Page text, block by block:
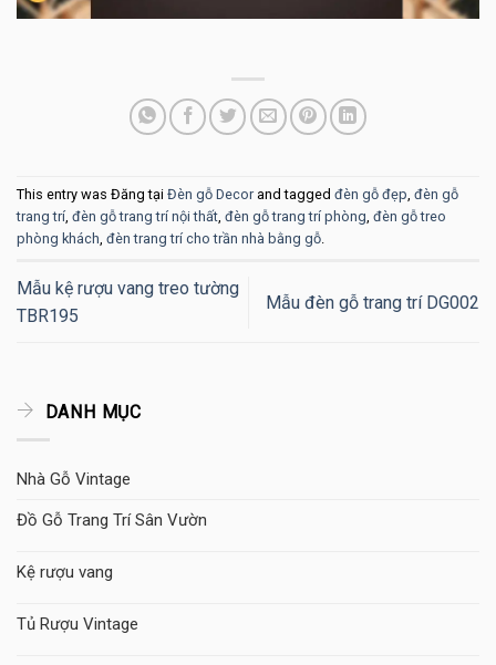
This entry was Đăng tại Đèn gỗ Decor and tagged đèn gỗ đẹp, đèn gỗ
trang trí, đèn gỗ trang trí nội thất, đèn gỗ trang trí phòng, đèn gỗ treo
phòng khách, đèn trang trí cho trần nhà bằng gỗ.
Mẫu kệ rượu vang treo tường
TBR195
Mẫu đèn gỗ trang trí DG002
DANH MỤC
Nhà Gỗ Vintage
Đồ Gỗ Trang Trí Sân Vườn
Kệ rượu vang
Tủ Rượu Vintage